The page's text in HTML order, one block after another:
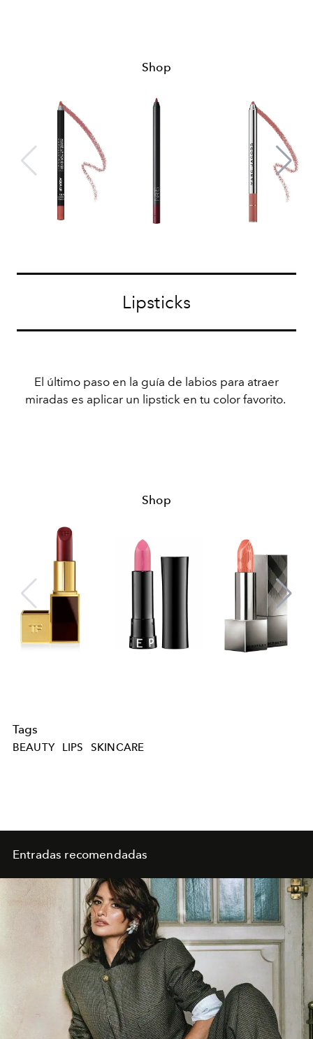
Shop
Lipsticks
El último paso en la guía de labios para atraer
miradas es aplicar un lipstick en tu color favorito.
Shop
Tags
BEAUTY LIPS SKINCARE
Entradas recomendadas